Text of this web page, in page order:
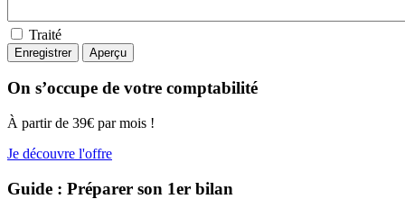
Traité
On s’occupe de votre comptabilité
À partir de 39€ par mois !
Je découvre l'offre
Guide : Préparer son 1er bilan